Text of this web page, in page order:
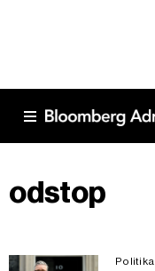
odstop
Politika